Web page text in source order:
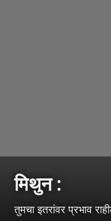
मिथुन :
तुमचा इतरांवर प्रभाव